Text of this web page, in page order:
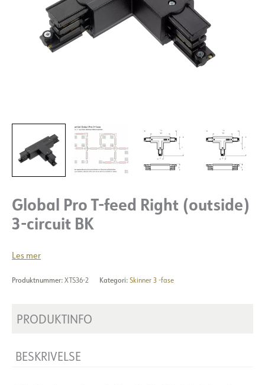
Global Pro T-feed Right (outside)
3-circuit BK
Les mer
Produktnummer: XTS36-2 Kategori: Skinner 3 -fase
PRODUKTINFO
BESKRIVELSE